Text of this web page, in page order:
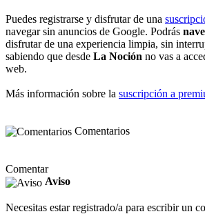
Puedes registrarse y disfrutar de una
navegar sin anuncios de Google. Podrás
disfrutar de una experiencia limpia, sin
sabiendo que desde La Noción no vas a
web.
Más información sobre la suscripción a
Comentarios
Comentar
Aviso
Necesitas estar registrado/a para escribir un